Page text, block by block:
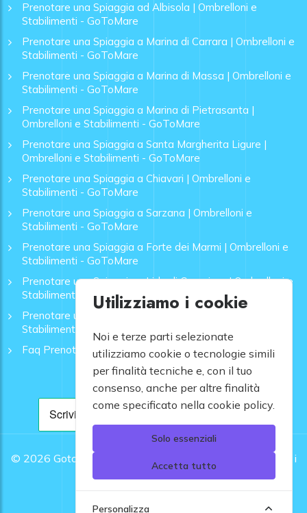
Prenotare una Spiaggia ad Albisola | Ombrelloni e
Stabilimenti - GoToMare
Prenotare una Spiaggia a Marina di Carrara | Ombrelloni e
Stabilimenti - GoToMare
Prenotare una Spiaggia a Marina di Massa | Ombrelloni e
Stabilimenti - GoToMare
Prenotare una Spiaggia a Marina di Pietrasanta |
Ombrelloni e Stabilimenti - GoToMare
Prenotare una Spiaggia a Santa Margherita Ligure |
Ombrelloni e Stabilimenti - GoToMare
Prenotare una Spiaggia a Chiavari | Ombrelloni e
Stabilimenti - GoToMare
Prenotare una Spiaggia a Sarzana | Ombrelloni e
Stabilimenti - GoToMare
Prenotare una Spiaggia a Forte dei Marmi | Ombrelloni e
Stabilimenti - GoToMare
Prenotare una Spiaggia a Lido di Camaiore | Ombrelloni e
Stabilimenti - GoToMare
Prenotare una Spiaggia a Rapallo | Ombrelloni e
Stabilimenti - GoToMare
Faq Prenotazione Spiagge
© 2026 Gotomare srl - Partita IVA 12948810960 .
Tutti i
diritti riservati.
Utilizziamo i cookie
Noi e terze parti selezionate
utilizziamo cookie o tecnologie simili
per finalità tecniche e, con il tuo
consenso, anche per altre finalità
come specificato nella cookie policy.
Solo essenziali
Accetta tutto
Personalizza